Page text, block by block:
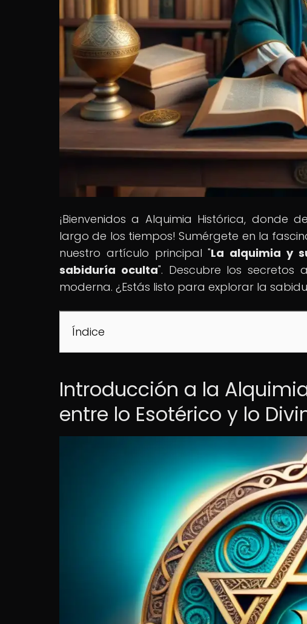
¡Bienvenidos a Alquimia Histórica, donde
largo de los tiempos! Sumérgete en la
nuestro artículo principal "La alquimia y
sabiduría oculta". Descubre los secretos
moderna. ¿Estás listo para explorar la
Índice
Introducción a la
entre lo Esotérico y lo